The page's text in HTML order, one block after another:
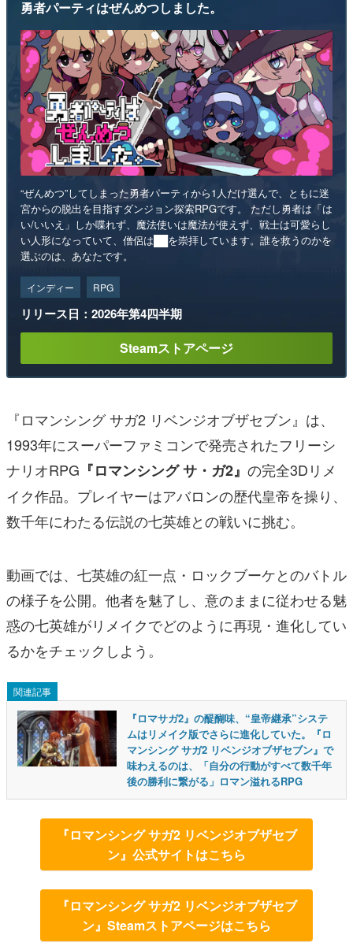
勇者パーティはぜんめつしました。
“ぜんめつ”してしまった勇者パーティから1人だけ選んで、ともに迷
宮からの脱出を目指すダンジョン探索RPGです。 ただし勇者は「は
い/いいえ」しか喋れず、魔法使いは魔法が使えず、戦士は可愛らし
い人形になっていて、僧侶は██を崇拝しています。誰を救うのかを
選ぶのは、あなたです。
インディー RPG
リリース日：2026年第4四半期
Steamストアページ
『ロマンシング サガ2 リベンジオブザセブン』は、
1993年にスーパーファミコンで発売されたフリーシ
ナリオRPG 『ロマンシング サ・ガ2』 の完全3Dリメ
イク作品。プレイヤーはアバロンの歴代皇帝を操り、
数千年にわたる伝説の七英雄との戦いに挑む。
動画では、七英雄の紅一点・ロックブーケとのバトル
の様子を公開。他者を魅了し、意のままに従わせる魅
惑の七英雄がリメイクでどのように再現・進化してい
るかをチェックしよう。
関連記事
『ロマサガ2』の醍醐味、“皇帝継承”システ
ムはリメイク版でさらに進化していた。『ロ
マンシング サガ2 リベンジオブザセブン』で
味わえるのは、「自分の行動がすべて数千年
後の勝利に繋がる」ロマン溢れるRPG
『ロマンシング サガ2 リベンジオブザセブ
ン』公式サイトはこちら
『ロマンシング サガ2 リベンジオブザセブ
ン』Steamストアページはこちら